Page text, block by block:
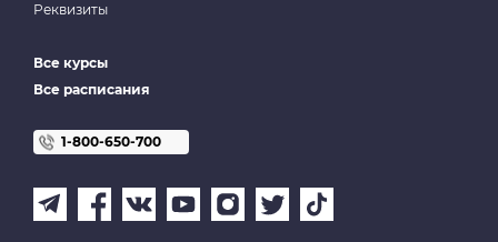
Реквизиты
Все курсы
Все расписания
1-800-650-700